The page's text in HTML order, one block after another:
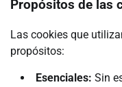
Propósitos de las
Las cookies que
propósitos:
Esenciales: Sin